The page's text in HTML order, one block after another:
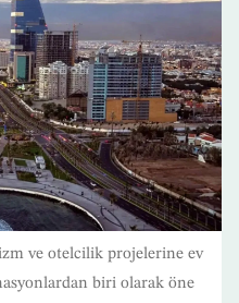
ve otelcilik projelerine ev
biri olarak öne